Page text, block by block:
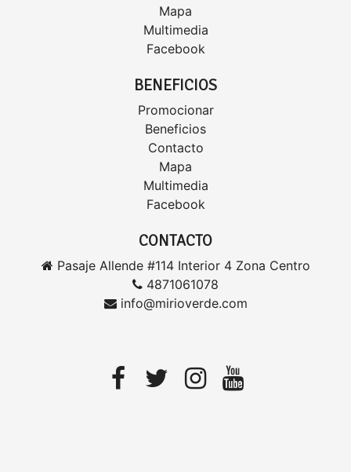
Mapa
Multimedia
Facebook
BENEFICIOS
Promocionar
Beneficios
Contacto
Mapa
Multimedia
Facebook
CONTACTO
Pasaje Allende #114 Interior 4 Zona Centro
4871061078
info@mirioverde.com